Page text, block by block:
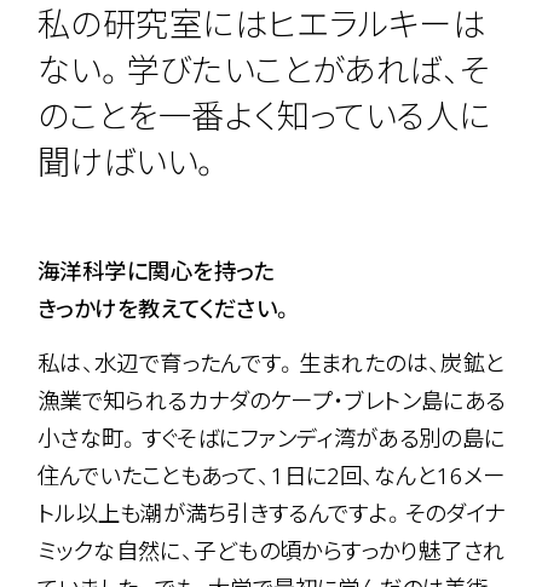
私の研究室にはヒエラルキーは
ない。 学びたいことがあれば、そ
のことを一番よく知っている人に
聞けばいい。
海洋科学に関心を持った
きっかけを教えてください。
私は、水辺で育ったんです。生まれたのは、炭鉱と
漁業で知られるカナダのケープ・ブレトン島にある
小さな町。すぐそばにファンディ湾がある別の島に
住んでいたこともあって、1日に2回、なんと16メー
トル以上も潮が満ち引きするんですよ。そのダイナ
ミックな自然に、子どもの頃からすっかり魅了され